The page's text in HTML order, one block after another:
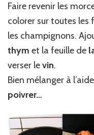
Faire revenir les
colorer sur toutes les
les champignons.
thym et la feuille de
verser levin.
Bien mélanger à
poivrer…